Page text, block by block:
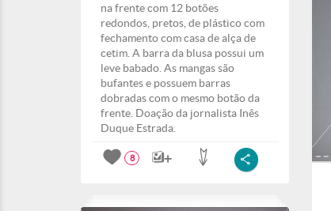
na frente com 12 botões
redondos, pretos, de plástico com
fechamento com casa de alça de
cetim. A barra da blusa possui um
leve babado. As mangas são
bufantes e possuem barras
dobradas com o mesmo botão da
frente. Doação da jornalista Inês
Duque Estrada.
8